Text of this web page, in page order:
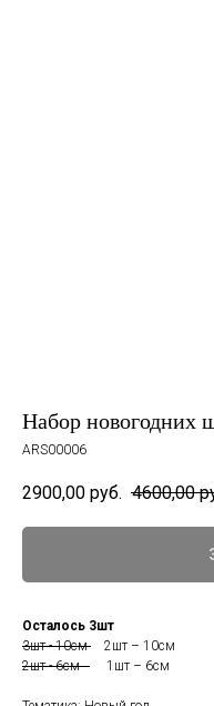
Набор новогодних
ARS00006
2900,00 руб. 4600,00
Осталось 3шт
3шт - 10см 2шт – 10см
2шт - 6см 1шт – 6см